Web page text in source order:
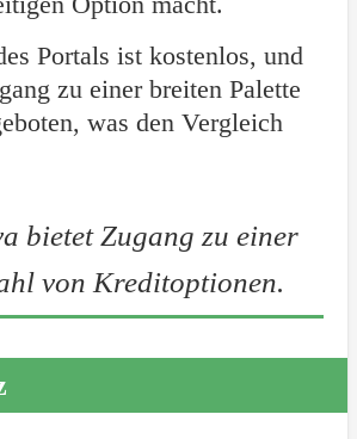
Portals ist kostenlos, und
zu einer breiten Palette
was den Vergleich
bietet Zugang zu einer
von Kreditoptionen.